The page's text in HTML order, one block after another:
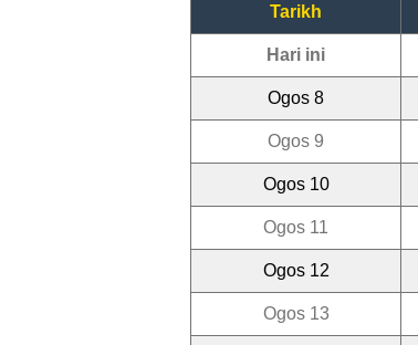
Tarikh
Hari ini
Ogos 8
Ogos 9
Ogos 10
Ogos 11
Ogos 12
Ogos 13